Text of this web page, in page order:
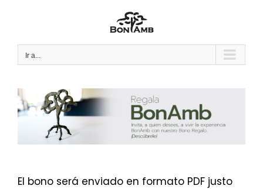
Ir a...
El bono será enviado en formato PDF justo